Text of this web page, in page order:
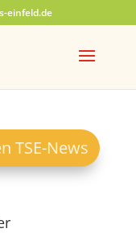
einfeld.de
TSE-News